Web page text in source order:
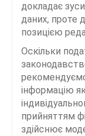
докладає
даних, проте
позицією
Оскільки
інформацію
прийняттям
здійснює